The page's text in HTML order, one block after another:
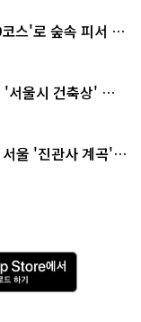
스'로 숲속 피서 떠
'서울시 건축상' 수
울 '진관사 계곡'이
A
p
p